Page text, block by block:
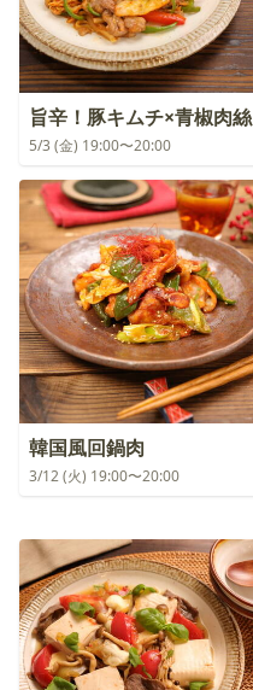
旨辛！豚キムチ×青椒肉絲
5/3 (金) 19:00〜20:00
韓国風回鍋肉
3/12 (火) 19:00〜20:00